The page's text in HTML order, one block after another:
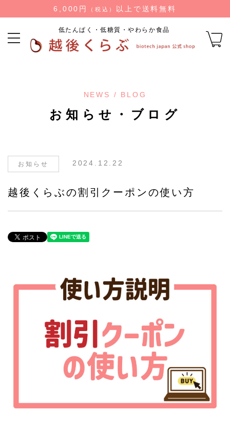
6,000円 （税込） 以上で送料無料
低たんぱく・低糖質・やわらか食品
NEWS / BLOG
お知らせ・ブログ
お知らせ 2024.12.22
越後くらぶの割引クーポンの使い方